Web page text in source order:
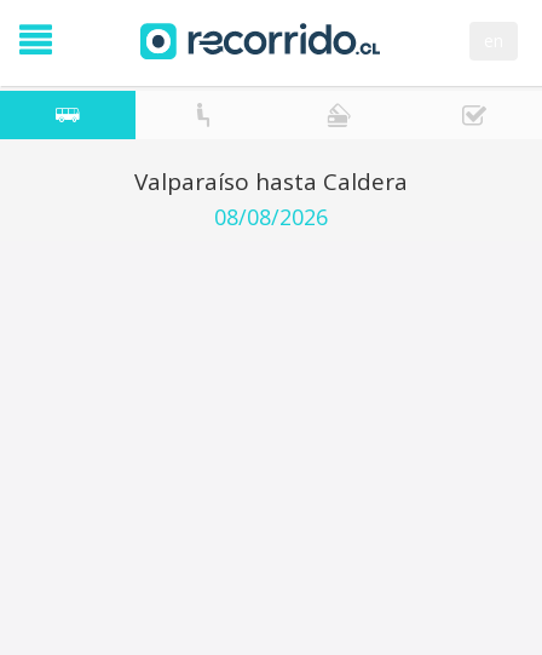
Valparaíso hasta Caldera
08/08/2026